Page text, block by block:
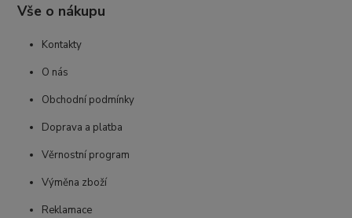
Vše o nákupu
Kontakty
O nás
Obchodní podmínky
Doprava a platba
Věrnostní program
Výměna zboží
Reklamace